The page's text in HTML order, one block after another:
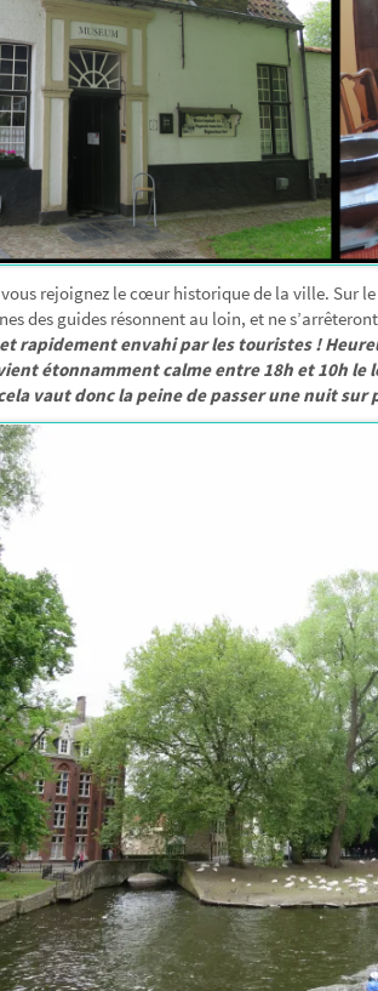
rejoignez le cœur historique de la ville. Sur
des guides résonnent au loin, et ne
rapidement envahi par les touristes !
étonnamment calme entre 18h et 10h le
vaut donc la peine de passer une nuit sur